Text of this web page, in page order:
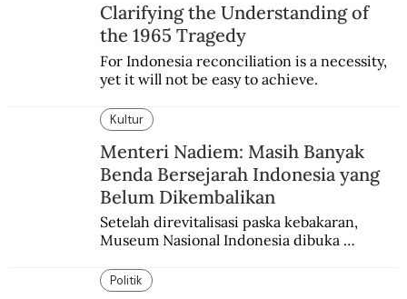
Clarifying the Understanding of
the 1965 Tragedy
For Indonesia reconciliation is a necessity,
yet it will not be easy to achieve.
Kultur
Menteri Nadiem: Masih Banyak
Benda Bersejarah Indonesia yang
Belum Dikembalikan
Setelah direvitalisasi paska kebakaran,
Museum Nasional Indonesia dibuka
Pameran Repatriasi 2024.
Politik